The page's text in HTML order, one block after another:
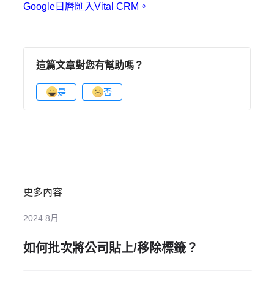
Google日曆匯入Vital CRM。
這篇文章對您有幫助嗎？
是 否
更多內容
2024 8月
如何批次將公司貼上/移除標籤？